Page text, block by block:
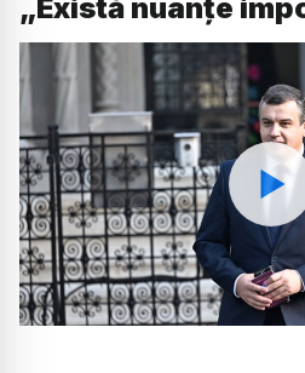
„Există nuanțe